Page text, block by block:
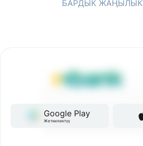
БАРДЫК
Google Play
Жеткиликтүү